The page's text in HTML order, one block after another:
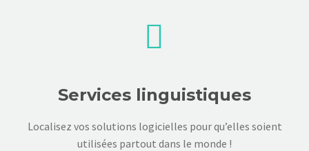


Services linguistiques
Localisez vos solutions logicielles pour qu’elles soient
utilisées partout dans le monde !